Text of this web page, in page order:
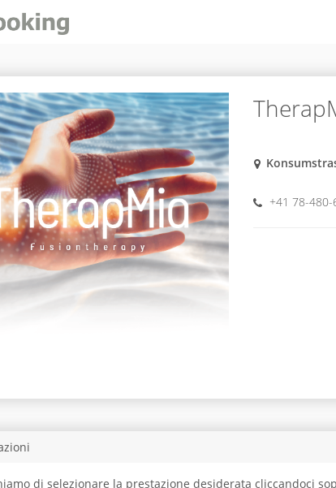
+41 78-480-
di selezionare la prestazione desiderata cliccandoci